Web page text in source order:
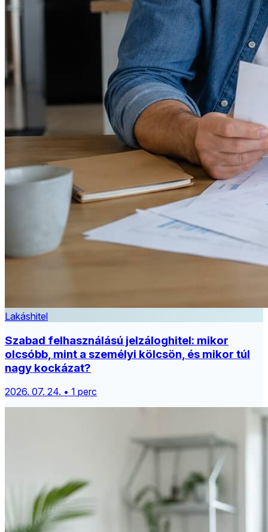
Lakáshitel
Szabad felhasználású jelzáloghitel: mikor
olcsóbb, mint a személyi kölcsön, és mikor túl
nagy kockázat?
2026. 07. 24. • 1 perc